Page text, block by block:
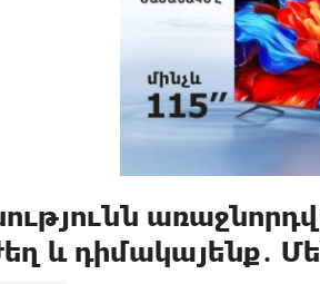
և դիմակայենք․